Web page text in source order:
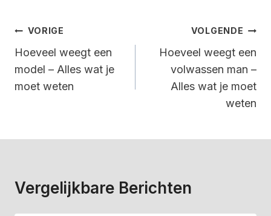
Bericht
Navigatie
VORIGE
Hoeveel weegt een
model – Alles wat je
moet weten
VOLGENDE
Hoeveel weegt een
volwassen man –
Alles wat je moet
weten
Vergelijkbare Berichten